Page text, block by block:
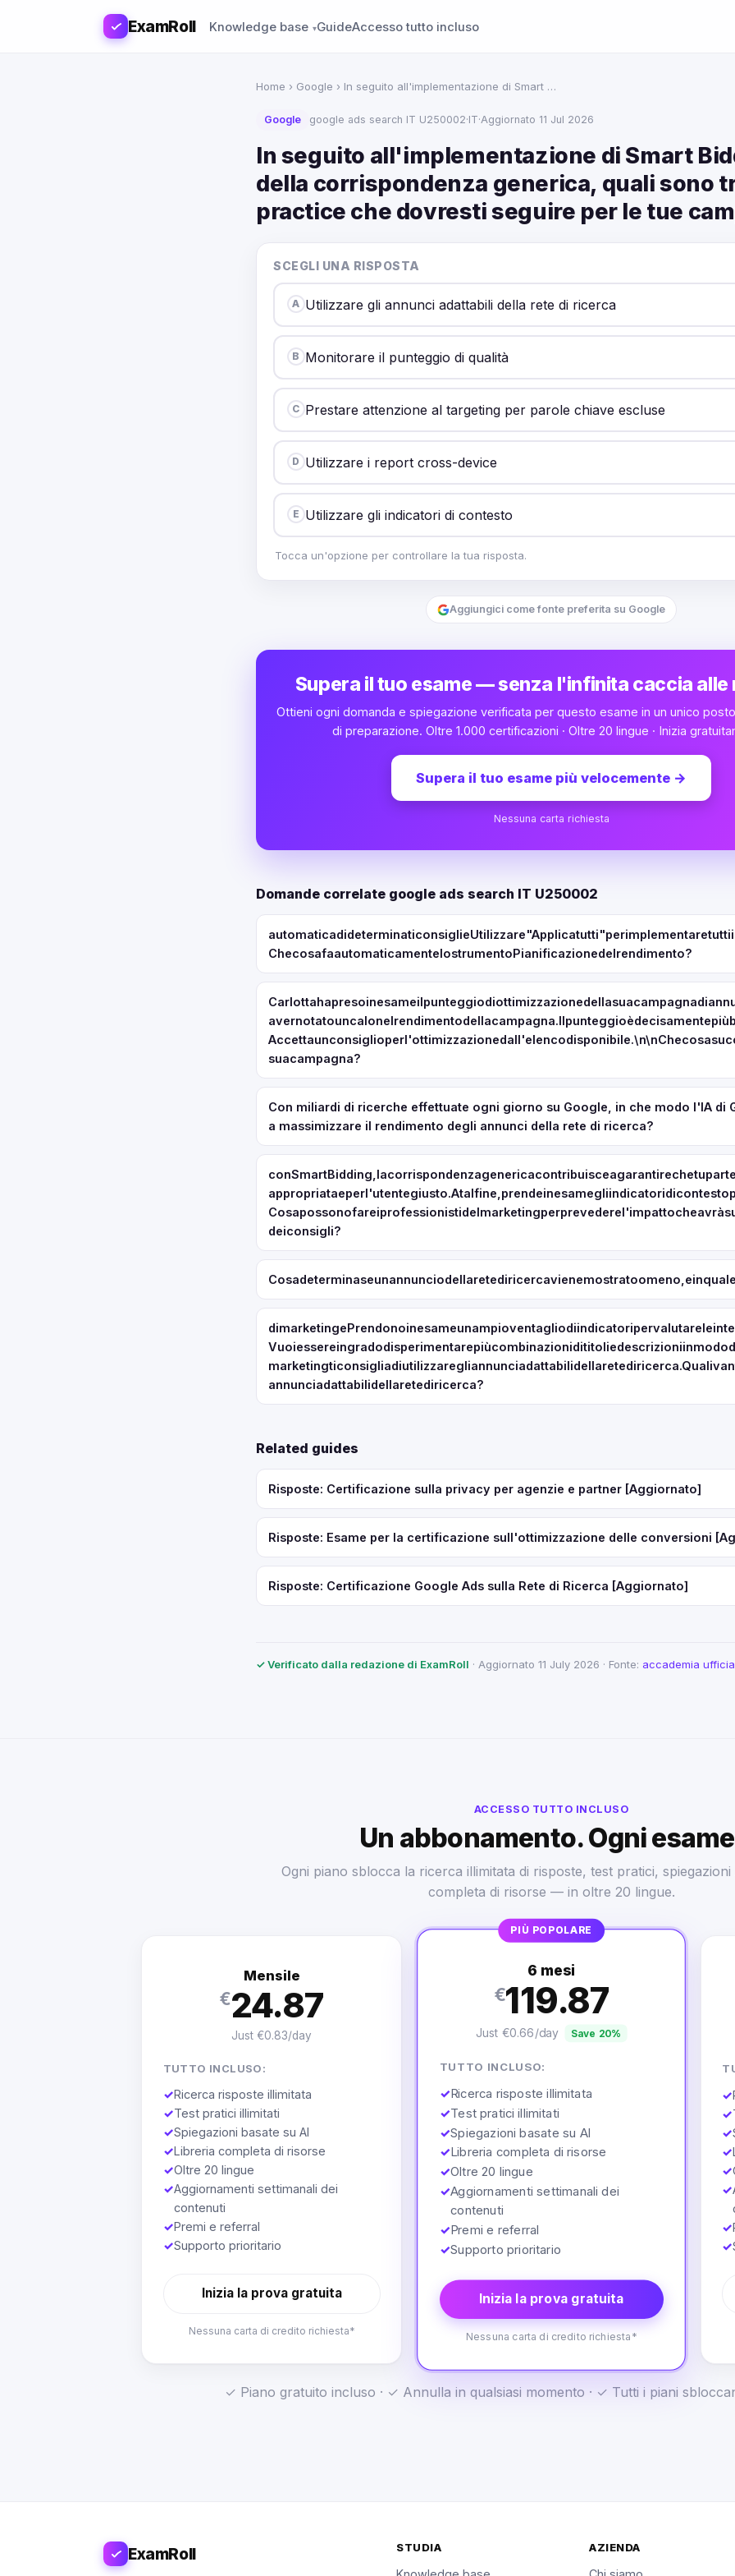
ExamRoll Knowledge base GuideAccesso tutto incluso
Home › Google › In seguito all'implementazione di Smart …
Google google ads search IT U250002·IT·Aggiornato 11 Jul 2026
In seguito all'implementazione di Smart
della corrispondenza generica, quali sono
practice che dovresti seguire per le tue
SCEGLI UNA RISPOSTA
A Utilizzare gli annunci adattabili della rete di ricerca
B Monitorare il punteggio di qualità
C Prestare attenzione al targeting per parole chiave escluse
D Utilizzare i report cross-device
E Utilizzare gli indicatori di contesto
Tocca un'opzione per controllare la tua risposta.
Aggiungici come fonte preferita su Google
Supera il tuo esame — senza l'infinita caccia
Ottieni ogni domanda e spiegazione verificata per questo esame in un unico
di preparazione. Oltre 1.000 certificazioni · Oltre 20 lingue · Inizia
Supera il tuo esame più velocemente →
Nessuna carta richiesta
Domande correlate google ads search IT U250002
ChecosafaautomaticamentelostrumentoPianificazionedelrendimento?
suacampagna?
Con miliardi di ricerche effettuate ogni giorno su Google, in che modo l'IA di
a massimizzare il rendimento degli annunci della rete di ricerca?
deiconsigli?
annunciadattabilidellaretediricerca?
Related guides
Risposte: Certificazione sulla privacy per agenzie e partner [Aggiornato]
Risposte: Esame per la certificazione sull'ottimizzazione delle conversioni
Risposte: Certificazione Google Ads sulla Rete di Ricerca [Aggiornato]
✓ Verificato dalla redazione di ExamRoll · Aggiornato 11 July 2026 · Fonte: accademia
ACCESSO TUTTO INCLUSO
Un abbonamento. Ogni
Ogni piano sblocca la ricerca illimitata di risposte, test pratici,
completa di risorse — in oltre 20 lingue.
Mensile
€24.87
Just €0.83/day
TUTTO INCLUSO:
✓Ricerca risposte illimitata
✓Test pratici illimitati
✓Spiegazioni basate su AI
✓Libreria completa di risorse
✓Oltre 20 lingue
✓Aggiornamenti settimanali dei
contenuti
✓Premi e referral
✓Supporto prioritario
Inizia la prova gratuita
Nessuna carta di credito richiesta*
PIÙ POPOLARE
6 mesi
€119.87
Just €0.66/day Save 20%
TUTTO INCLUSO:
✓Ricerca risposte illimitata
✓Test pratici illimitati
✓Spiegazioni basate su AI
✓Libreria completa di risorse
✓Oltre 20 lingue
✓Aggiornamenti settimanali dei
contenuti
✓Premi e referral
✓Supporto prioritario
Inizia la prova gratuita
Nessuna carta di credito richiesta*
✓
✓
✓
✓
✓
✓
✓
✓
✓ Piano gratuito incluso · ✓ Annulla in qualsiasi momento · ✓ Tutti i piani
ExamRoll STUDIA AZIENDA